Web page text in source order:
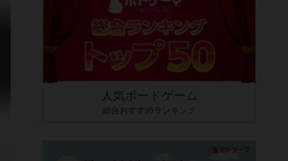
人気ボードゲーム
総合おすすめランキング